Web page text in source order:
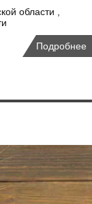
области ,
Подробнее